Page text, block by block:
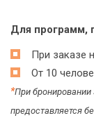
Для программ,
При заказе
От 10
*При бронировании
предоставляется